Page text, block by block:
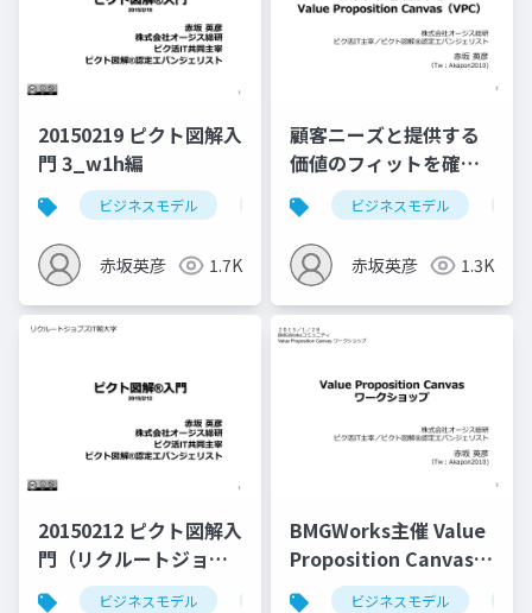
20150219 ピクト図解入
門 3_w1h編
ビジネスモデル ピクト図解 3w1hシート
赤坂英彦 1.7K
顧客ニーズと提供する
価値のフィットを確認
する Value
Proposition
Canvas（VPC）
ビジネスモデル
赤坂英彦 1.3K
20150212 ピクト図解入
門（リクルートジョブ
ズ様 IT朝大学）
ビジネスモデル ピクト図解 リクルートジョブズ
BMGWorks主催 Value
Proposition Canvas
ワークショップ
ビジネスモデル